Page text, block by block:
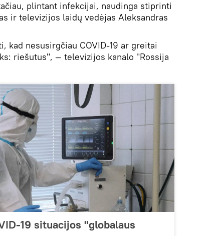
plintant infekcijai, naudinga stiprinti
ir televizijos laidų vedėjas Aleksandras
kad nesusirgčiau COVID-19 ar greitai
riešutus", — televizijos kanalo "Rossija
19 situacijos "globalaus